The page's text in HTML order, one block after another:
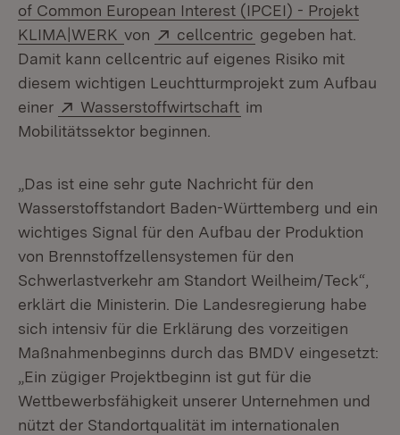
of Common European Interest (IPCEI) - Projekt
KLIMA|WERK (Öffnet in neuem Fenster)
von Extern:
cellcentric (Öffnet in neuem
gegeben hat.
Damit kann cellcentric auf eigenes Risiko mit
diesem wichtigen Leuchtturmpro­jekt zum Aufbau
einer
Extern:
Wasserstoffwirtschaft (Öffnet in neuem
im
Mobilitätssektor beginnen.
„Das ist eine sehr gute Nachricht für den
Wasserstoffstandort Baden-Württemberg und ein
wichtiges Signal für den Aufbau der Produktion
von Brenn­stoffzellensystemen für den
Schwerlastverkehr am Standort Weilheim/Teck“,
er­klärt die Ministerin. Die Landesregierung habe
sich intensiv für die Erklärung des vorzeitigen
Maßnahmenbeginns durch das BMDV eingesetzt:
„Ein zügiger Projektbeginn ist gut für die
Wettbewerbsfähigkeit unserer Unternehmen und
nützt der Standortqualität im internationalen